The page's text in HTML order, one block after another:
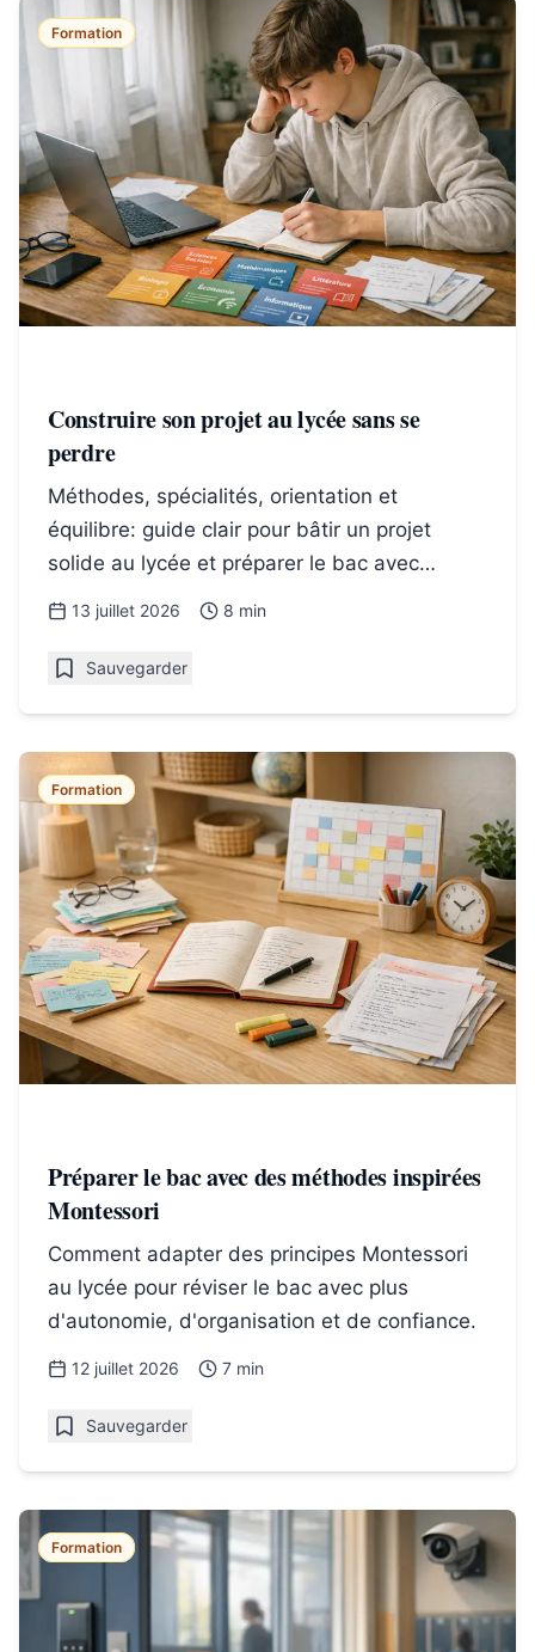
Formation
Construire son projet au lycée sans se
perdre
Méthodes, spécialités, orientation et
équilibre: guide clair pour bâtir un projet
solide au lycée et préparer le bac avec
confiance, pas à pas.
13 juillet 2026 8 min
Sauvegarder
Formation
Préparer le bac avec des méthodes inspirées
Montessori
Comment adapter des principes Montessori
au lycée pour réviser le bac avec plus
d'autonomie, d'organisation et de confiance.
12 juillet 2026 7 min
Sauvegarder
Formation